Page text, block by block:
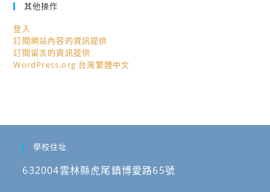
其他操作
登入
訂閱網站內容的資訊提供
訂閱留言的資訊提供
WordPress.org 台灣繁體中文
學校住址
632004雲林縣虎尾鎮博愛路65號